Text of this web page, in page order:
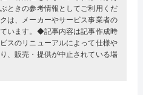
ときの参考情報としてご利用くだ
は、メーカーやサービス事業者の
います。◆記事内容は記事作成時
スのリニューアルによって仕様や
、販売・提供が中止されている場